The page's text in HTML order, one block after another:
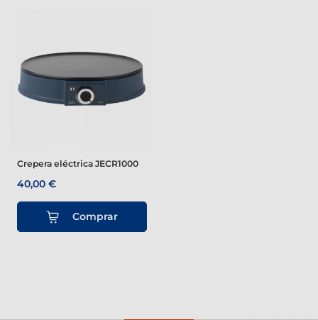
Crepera eléctrica JECR1000
40,00 €
Comprar